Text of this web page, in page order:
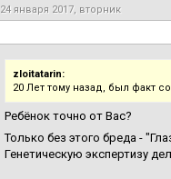
24 января 2017, вторник
zloitatarin:
20 Лет тому назад, был факт
Ребёнок точно от Вас?
Только без этого бреда -
Генетическую экспертизу